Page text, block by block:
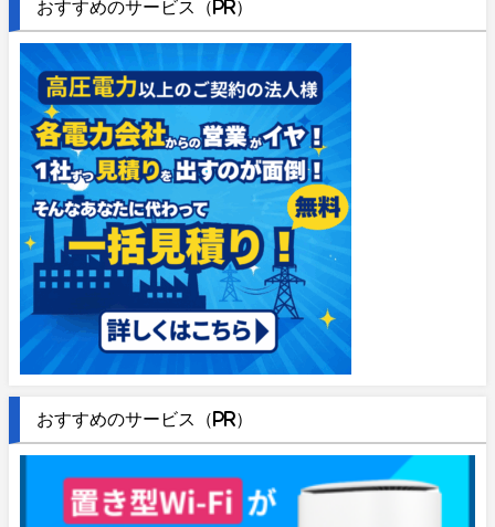
おすすめのサービス（PR）
おすすめのサービス（PR）